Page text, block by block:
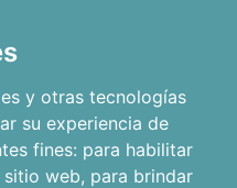
y otras tecnologías
su experiencia de
fines: para habilitar
sitio web, para brindar